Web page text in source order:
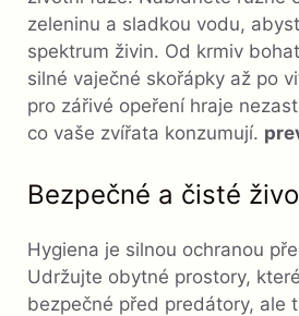
zeleninu a sladkou vodu,
spektrum živin. Od krmiv
silné vaječné skořápky až po
pro zářivé opeření hraje
co vaše zvířata konzumují.
Bezpečné a čisté
Hygiena je silnou ochranou
Udržujte obytné prostory,
bezpečné před predátory, ale